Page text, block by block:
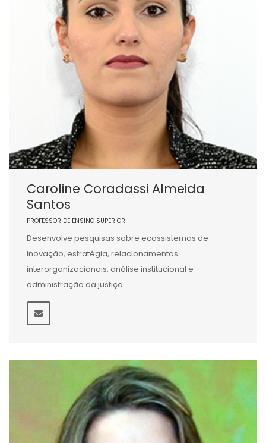
Caroline Coradassi Almeida
Santos
PROFESSOR DE ENSINO SUPERIOR
Desenvolve pesquisas sobre ecossistemas de
inovação, estratégia, relacionamentos
interorganizacionais, análise institucional e
administração da justiça.